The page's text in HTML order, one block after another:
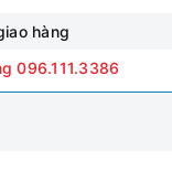
hàng
096.111.3386